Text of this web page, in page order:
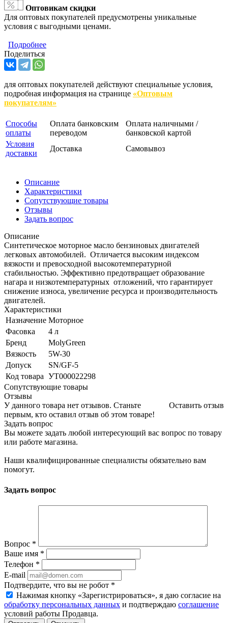
Оптовикам скидки
Для оптовых покупателей предусмотрены уникальные
условия с выгодными ценами.
Подробнее
Поделиться
для оптовых покупателей действуют специальные условия,
подробная информация на странице «Оптовым
покупателям»
Способы
оплаты
Оплата банковским
переводом
Оплата наличными /
банковской картой
Условия
доставки
Доставка Самовывоз
Описание
Характеристики
Сопутствующие товары
Отзывы
Задать вопрос
Описание
Синтетическое моторное масло бензиновых двигателей
легковых автомобилей. Отличается высоким индексом
вязкости и превосходной высокотемпературной
стабильностью. Эффективно предотвращает образование
нагара и низкотемпературных отложений, что гарантирует
снижение износа, увеличение ресурса и производительность
двигателей.
Характеристики
Назначение Моторное
Фасовка
4 л
Бренд
MolyGreen
Вязкость
5W-30
Допуск
SN/GF-5
Код товара УТ000022298
Сопутствующие товары
Отзывы
Оставить отзыв
У данного товара нет отзывов. Станьте
первым, кто оставил отзыв об этом товаре!
Задать вопрос
Вы можете задать любой интересующий вас вопрос по товару
или работе магазина.
Наши квалифицированные специалисты обязательно вам
помогут.
Задать вопрос
Вопрос *
Ваше имя *
Телефон *
E-mail
Подтвердите, что вы не робот *
Нажимая кнопку «Зарегистрироваться», я даю согласие на
обработку персональных данных и подтверждаю соглашение
условий работы Продавца.